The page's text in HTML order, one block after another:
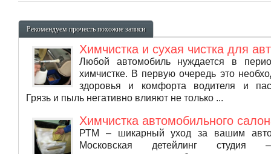
Рекомендуем прочесть похожие записи
Химчистка и сухая чистка для
Любой автомобиль нуждается в
химчистке. В первую очередь это
здоровья и комфорта водителя и
Грязь и пыль негативно влияют не только ...
Химчистка автомобильного
РТМ – шикарный уход за вашим
Московская детейлинг